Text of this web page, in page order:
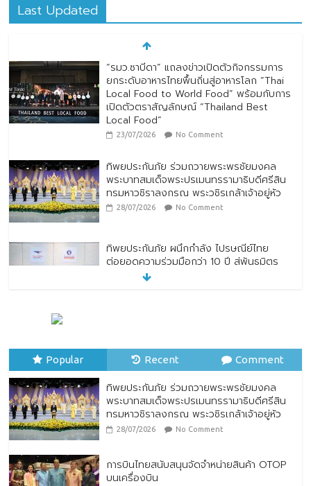
Last Updated
“รมว.ซาบีดา” แถลงข่าวเปิดตัวกิจกรรมการ
ยกระดับอาหารไทยพื้นถิ่นสู่อาหารโลก “Thai
Local Food to World Food” พร้อมกับการ
เปิดตัวตราสัญลักษณ์ “Thailand Best
Local Food”
23/07/2026 No Comment
ทิพยประกันภัย ร่วมถวายพระพรชัยมงคล
พระบาทสมเด็จพระปรเมนทรรามาธิบดีศรีสิน
ทรมหาวชิราลงกรณ พระวชิรเกล้าเจ้าอยู่หัว
28/07/2026 No Comment
ทิพยประกันภัย ผนึกกำลัง ไปรษณีย์ไทย
ต่อยอดความร่วมมือกว่า 10 ปี สู่พันธมิตร
เชิงกลยุทธ์ ยกระดับบริการดิจิทัลและการเข้า
24/07/2026 No Comment
Popular Recent Comment
ทิพยประกันภัย ร่วมถวายพระพรชัยมงคล
พระบาทสมเด็จพระปรเมนทรรามาธิบดีศรีสิน
ทรมหาวชิราลงกรณ พระวชิรเกล้าเจ้าอยู่หัว
28/07/2026 No Comment
การบินไทยสนับสนุนจัดจำหน่ายสินค้า OTOP
บนเครื่องบิน